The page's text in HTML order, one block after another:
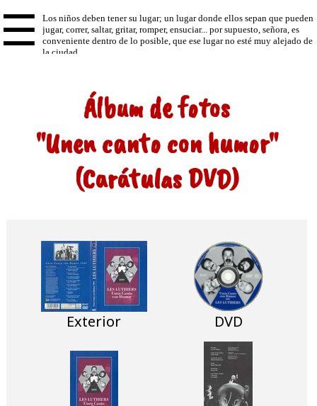
☰
Álbum de fotos
"Unen canto con humor"
(Carátulas DVD)
Exterior DVD